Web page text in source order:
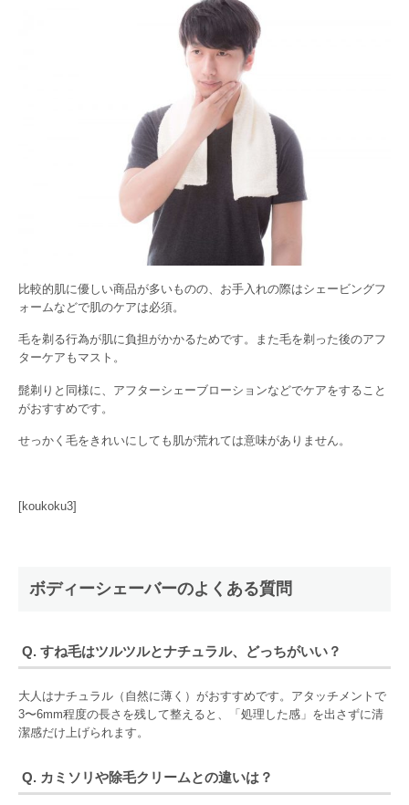
比較的肌に優しい商品が多いものの、お手入れの際はシェービングフ
ォームなどで肌のケアは必須。
毛を剃る行為が肌に負担がかかるためです。また毛を剃った後のアフ
ターケアもマスト。
髭剃りと同様に、アフターシェーブローションなどでケアをすること
がおすすめです。
せっかく毛をきれいにしても肌が荒れては意味がありません。
[koukoku3]
ボディーシェーバーのよくある質問
Q. すね毛はツルツルとナチュラル、どっちがいい？
大人はナチュラル（自然に薄く）がおすすめです。アタッチメントで
3〜6mm程度の長さを残して整えると、「処理した感」を出さずに清
潔感だけ上げられます。
Q. カミソリや除毛クリームとの違いは？